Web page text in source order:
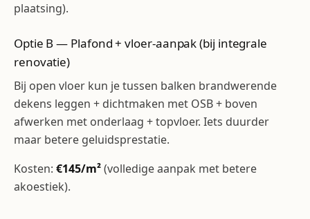
plaatsing).
Optie B — Plafond + vloer-aanpak (bij integrale
renovatie)
Bij open vloer kun je tussen balken brandwerende
dekens leggen + dichtmaken met OSB + boven
afwerken met onderlaag + topvloer. Iets duurder
maar betere geluidsprestatie.
Kosten: €145/m²(volledige aanpak met betere
akoestiek).